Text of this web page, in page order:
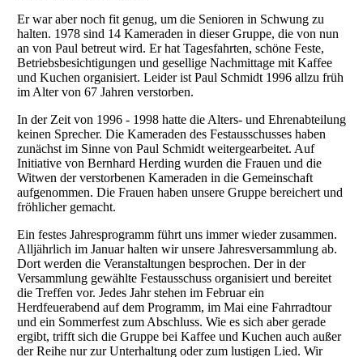
Er war aber noch fit genug, um die Senioren in Schwung zu
halten. 1978 sind 14 Kameraden in dieser Gruppe, die von nun
an von Paul betreut wird. Er hat Tagesfahrten, schöne Feste,
Betriebsbesichtigungen und gesellige Nachmittage mit Kaffee
und Kuchen organisiert. Leider ist Paul Schmidt 1996 allzu früh
im Alter von 67 Jahren verstorben.
In der Zeit von 1996 - 1998 hatte die Alters- und Ehrenabteilung
keinen Sprecher. Die Kameraden des Festausschusses haben
zunächst im Sinne von Paul Schmidt weitergearbeitet. Auf
Initiative von Bernhard Herding wurden die Frauen und die
Witwen der verstorbenen Kameraden in die Gemeinschaft
aufgenommen. Die Frauen haben unsere Gruppe bereichert und
fröhlicher gemacht.
Ein festes Jahresprogramm führt uns immer wieder zusammen.
Alljährlich im Januar halten wir unsere Jahresversammlung ab.
Dort werden die Veranstaltungen besprochen. Der in der
Versammlung gewählte Festausschuss organisiert und bereitet
die Treffen vor. Jedes Jahr stehen im Februar ein
Herdfeuerabend auf dem Programm, im Mai eine Fahrradtour
und ein Sommerfest zum Abschluss. Wie es sich aber gerade
ergibt, trifft sich die Gruppe bei Kaffee und Kuchen auch außer
der Reihe nur zur Unterhaltung oder zum lustigen Lied. Wir